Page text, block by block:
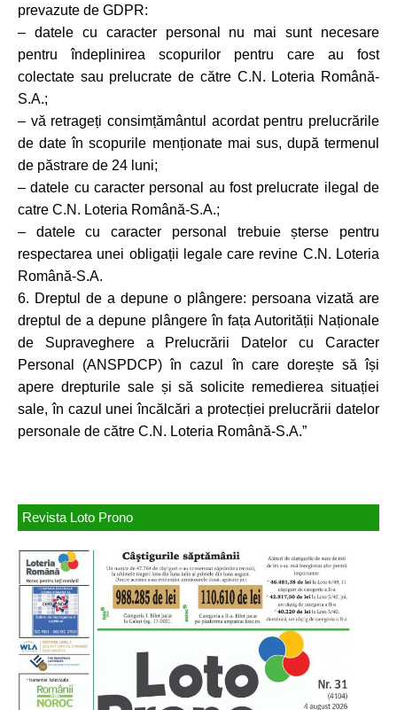
prevazute de GDPR:
– datele cu caracter personal nu mai sunt necesare
pentru îndeplinirea scopurilor pentru care au fost
colectate sau prelucrate de către C.N. Loteria Română-
S.A.;
– vă retrageți consimțământul acordat pentru prelucrările
de date în scopurile menționate mai sus, după termenul
de păstrare de 24 luni;
– datele cu caracter personal au fost prelucrate ilegal de
catre C.N. Loteria Română-S.A.;
– datele cu caracter personal trebuie șterse pentru
respectarea unei obligații legale care revine C.N. Loteria
Română-S.A.
6. Dreptul de a depune o plângere: persoana vizată are
dreptul de a depune plângere în fața Autorității Naționale
de Supraveghere a Prelucrării Datelor cu Caracter
Personal (ANSPDCP) în cazul în care dorește să își
apere drepturile sale și să solicite remedierea situației
sale, în cazul unei încălcări a protecției prelucrării datelor
personale de către C.N. Loteria Română-S.A.”
Revista Loto Prono